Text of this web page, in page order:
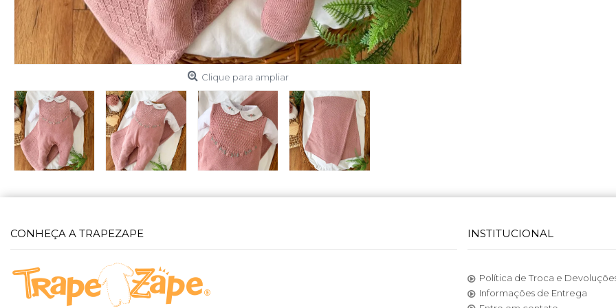
Clique para ampliar
CONHEÇA A TRAPEZAPE INSTITUCIONAL
Política de Troca e
Informações de Entrega